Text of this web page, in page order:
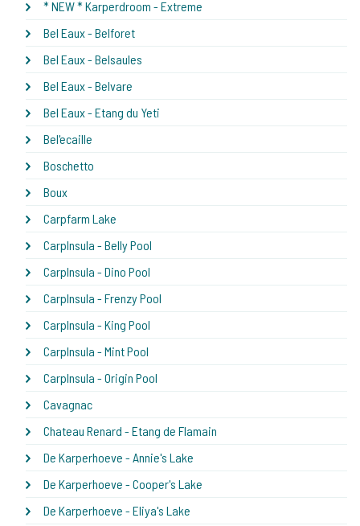
* NEW * Karperdroom - Extreme
Bel Eaux - Belforet
Bel Eaux - Belsaules
Bel Eaux - Belvare
Bel Eaux - Etang du Yeti
Bel'ecaille
Boschetto
Boux
Carpfarm Lake
CarpInsula - Belly Pool
CarpInsula - Dino Pool
CarpInsula - Frenzy Pool
CarpInsula - King Pool
CarpInsula - Mint Pool
CarpInsula - Origin Pool
Cavagnac
Chateau Renard - Etang de Flamain
De Karperhoeve - Annie's Lake
De Karperhoeve - Cooper's Lake
De Karperhoeve - Eliya's Lake